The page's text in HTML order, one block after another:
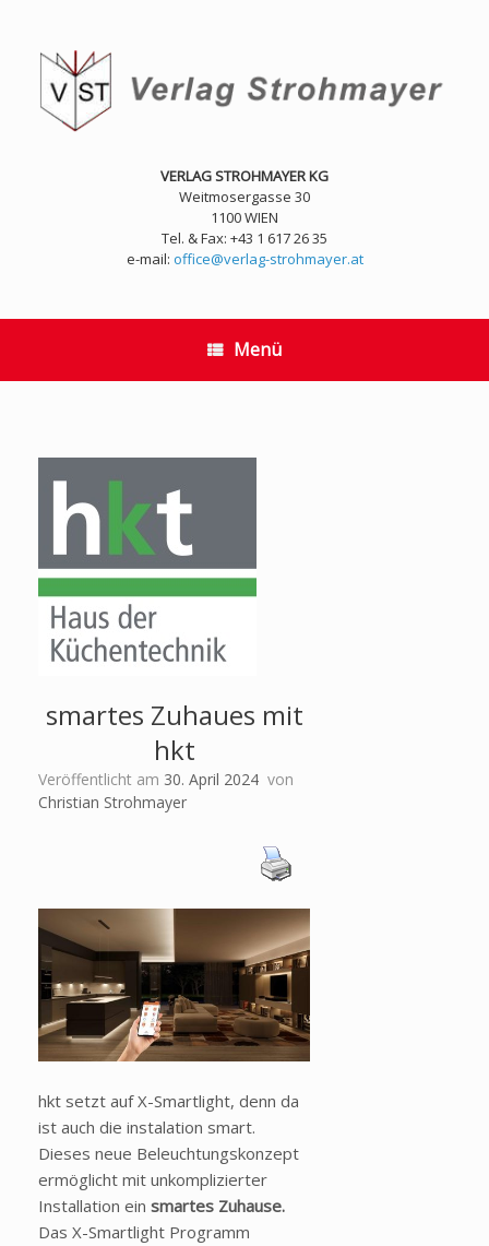
springen
VERLAG STROHMAYER KG
Weitmosergasse 30
1100 WIEN
Tel. & Fax: +43 1 617 26 35
e-mail: office@verlag-strohmayer.at
Menü
smartes Zuhaues mit
hkt
Veröffentlicht am 30. April 2024 von
Christian Strohmayer
hkt setzt auf X-Smartlight, denn da
ist auch die instalation smart.
Dieses neue Beleuchtungskonzept
ermöglicht mit unkomplizierter
Installation ein smartes Zuhause.
Das X-Smartlight Programm